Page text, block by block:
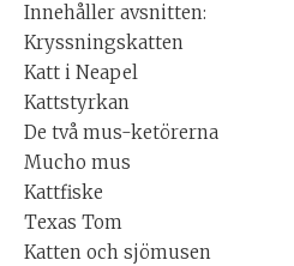
Innehåller avsnitten:
Kryssningskatten
Katt i Neapel
Kattstyrkan
De två mus-ketörerna
Mucho mus
Kattfiske
Texas Tom
Katten och sjömusen